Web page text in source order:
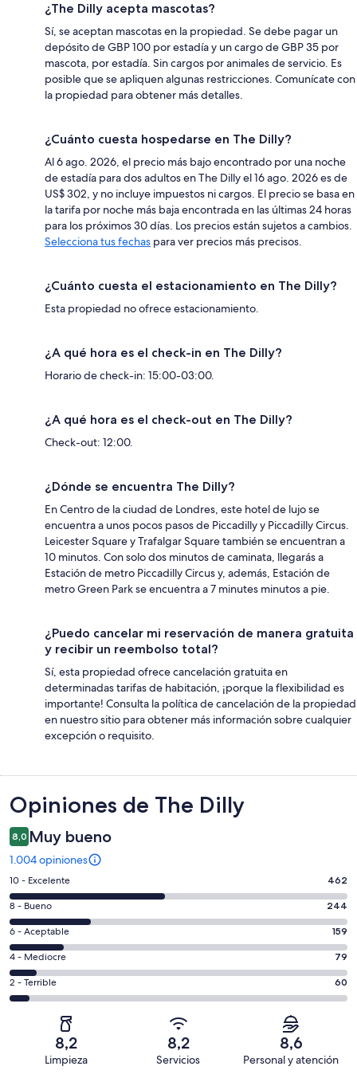
¿The Dilly acepta mascotas?
Sí, se aceptan mascotas en la propiedad. Se debe pagar un
depósito de GBP 100 por estadía y un cargo de GBP 35 por
mascota, por estadía. Sin cargos por animales de servicio. Es
posible que se apliquen algunas restricciones. Comunícate con
la propiedad para obtener más detalles.
¿Cuánto cuesta hospedarse en The Dilly?
Al 6 ago. 2026, el precio más bajo encontrado por una noche
de estadía para dos adultos en The Dilly el 16 ago. 2026 es de
US$ 302, y no incluye impuestos ni cargos. El precio se basa en
la tarifa por noche más baja encontrada en las últimas 24 horas
para los próximos 30 días. Los precios están sujetos a cambios.
Selecciona tus fechas para ver precios más precisos.
¿Cuánto cuesta el estacionamiento en The Dilly?
Esta propiedad no ofrece estacionamiento.
¿A qué hora es el check-in en The Dilly?
Horario de check-in: 15:00-03:00.
¿A qué hora es el check-out en The Dilly?
Check-out: 12:00.
¿Dónde se encuentra The Dilly?
En Centro de la ciudad de Londres, este hotel de lujo se
encuentra a unos pocos pasos de Piccadilly y Piccadilly Circus.
Leicester Square y Trafalgar Square también se encuentran a
10 minutos. Con solo dos minutos de caminata, llegarás a
Estación de metro Piccadilly Circus y, además, Estación de
metro Green Park se encuentra a 7 minutes minutos a pie.
¿Puedo cancelar mi reservación de manera gratuita
y recibir un reembolso total?
Sí, esta propiedad ofrece cancelación gratuita en
determinadas tarifas de habitación, ¡porque la flexibilidad es
importante! Consulta la política de cancelación de la propiedad
en nuestro sitio para obtener más información sobre cualquier
excepción o requisito.
Opiniones
Opiniones de The Dilly
8,0 Muy bueno
1.004 opiniones
Evaluación:
10
-
Excelente.
462
de
1004
opiniones
10 - Excelente 462
Evaluación:
8
-
Bueno.
244
de
opiniones
8 - Bueno 244
Evaluación:
6
-
Aceptable.
159
opiniones
6 - Aceptable 159
Evaluación:
4
-
4 - Mediocre 79
Evaluación:
2
2 - Terrible 60
8,2
Limpieza
8,2
Servicios
8,6
Personal y atención